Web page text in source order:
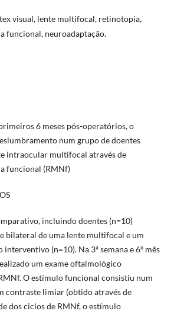
visual, lente multifocal, retinotopia,
funcional, neuroadaptação.
6 meses pós-operatórios, o
num grupo de doentes
intraocular multifocal através de
funcional (RMNf)
incluindo doentes (n=10)
bilateral de uma lente multifocal e um
(n=10). Na 3ª semana e 6º mês
um exame oftalmológico
O estímulo funcional consistiu num
contraste limiar (obtido através de
dos ciclos de RMNf, o estímulo